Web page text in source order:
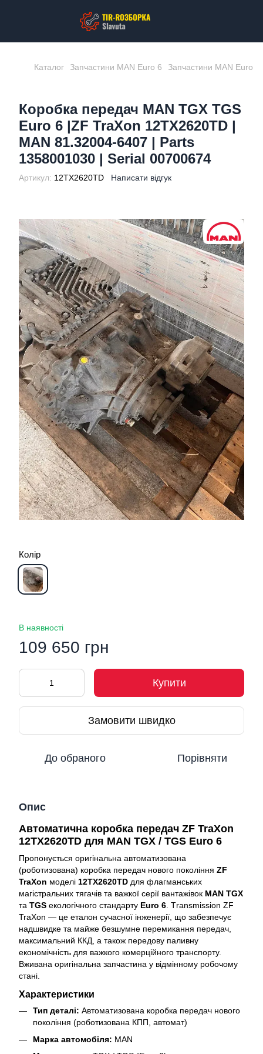
Каталог Запчастини MAN Euro 6 Запчастини MAN Euro 6
Коробка передач MAN TGX TGS
Euro 6 |ZF TraXon 12TX2620TD |
MAN 81.32004-6407 | Parts
1358001030 | Serial 00700674
Артикул: 12TX2620TD Написати відгук
Колір
В наявності
109 650 грн
Купити
Замовити швидко
До обраного Порівняти
Опис
Автоматична коробка передач ZF TraXon
12TX2620TD для MAN TGX / TGS Euro 6
Пропонується оригінальна автоматизована
(роботизована) коробка передач нового покоління ZF
TraXon моделі 12TX2620TD для флагманських
магістральних тягачів та важкої серії вантажівок MAN TGX
та TGS екологічного стандарту Euro 6. Тransmission ZF
TraXon — це еталон сучасної інженерії, що забезпечує
надшвидке та майже безшумне перемикання передач,
максимальний ККД, а також передову паливну
економічність для важкого комерційного транспорту.
Вживана оригінальна запчастина у відмінному робочому
стані.
Характеристики
Тип деталі: Автоматизована коробка передач нового
покоління (роботизована КПП, автомат)
Марка автомобіля: MAN